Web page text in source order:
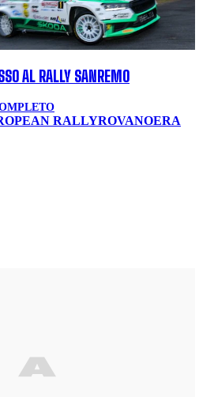
AL RALLY SANREMO
RALLYROVANOERA